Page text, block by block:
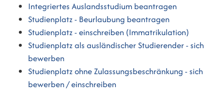
Integriertes Auslandsstudium beantragen
Studienplatz - Beurlaubung beantragen
Studienplatz - einschreiben (Immatrikulation)
Studienplatz als ausländischer Studierender - sich
bewerben
Studienplatz ohne Zulassungsbeschränkung - sich
bewerben / einschreiben